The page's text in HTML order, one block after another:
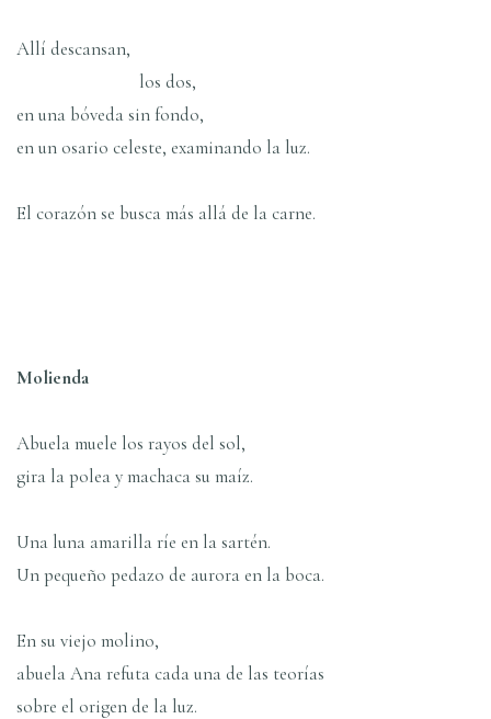
Allí descansan,
los dos,
en una bóveda sin fondo,
en un osario celeste, examinando la luz.
El corazón se busca más allá de la carne.
Molienda
Abuela muele los rayos del sol,
gira la polea y machaca su maíz.
Una luna amarilla ríe en la sartén.
Un pequeño pedazo de aurora en la boca.
En su viejo molino,
abuela Ana refuta cada una de las teorías
sobre el origen de la luz.